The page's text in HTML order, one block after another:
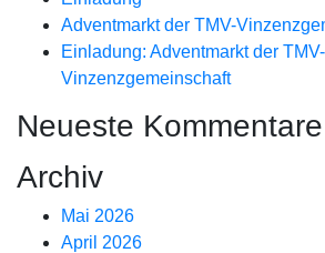
Adventmarkt der TMV-
Einladung: Adventmarkt der TMV-
Vinzenzgemeinschaft
Neueste Kommentare
Archiv
Mai 2026
April 2026